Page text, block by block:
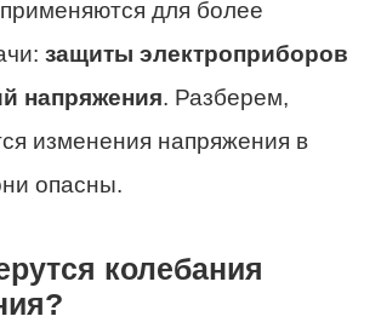
для более
защиты электроприборов
напряжения. Разберем,
изменения напряжения в
опасны.
колебания